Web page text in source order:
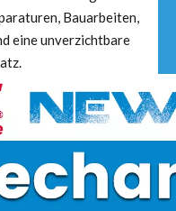
Bauarbeiten,
eine unverzichtbare